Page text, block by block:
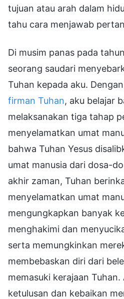
tujuan atau arah dalam
tahu cara menjawab
Di musim panas pada
seorang saudari
Tuhan kepada aku.
firman Tuhan, aku belajar
melaksanakan tiga tahap
menyelamatkan umat
bahwa Tuhan Yesus
umat manusia dari dosa-
akhir zaman, Tuhan
menyelamatkan umat
mengungkapkan banyak
menghakimi dan
serta memungkinkan
membebaskan diri dari
memasuki kerajaan Tuhan.
ketulusan dan kebaikan